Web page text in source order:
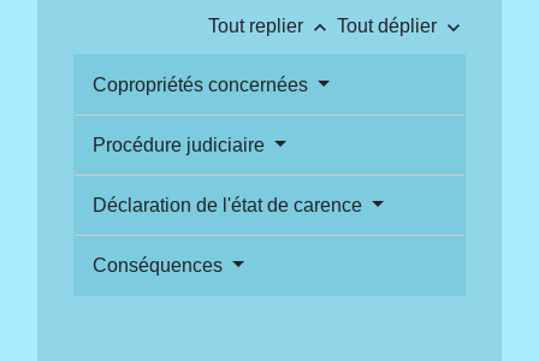
Tout replier keyboard_arrow_up Tout déplier keyboard_arrow_down
Copropriétés concernées
Procédure judiciaire
Déclaration de l'état de carence
Conséquences